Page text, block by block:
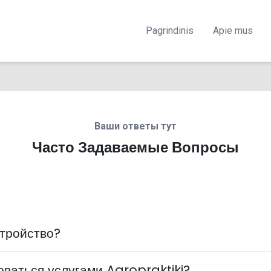
Pagrindinis Apie mus
Ваши ответы тут
Часто Задаваемые Вопросы
Вам наиболее понравившееся предложение о